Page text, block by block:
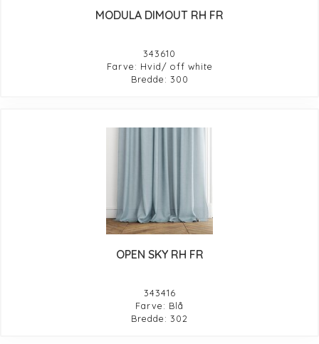
MODULA DIMOUT RH FR
343610
Farve: Hvid/ off white
Bredde: 300
OPEN SKY RH FR
343416
Farve: Blå
Bredde: 302